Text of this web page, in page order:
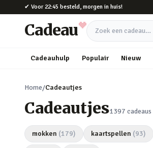
Naar hoofdinhoud
✔ Voor 22:45 besteld, morgen in huis!
Cadeau Zoek een cadeau
Cadeauhulp Populair Nieuw
Home/Cadeautjes
Cadeautjes1397 cadeaus
mokken (179) kaartspellen (93)